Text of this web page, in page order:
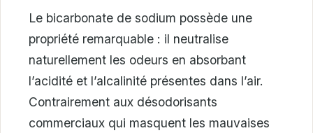
Le bicarbonate de sodium possède une
propriété remarquable : il neutralise
naturellement les odeurs en absorbant
l’acidité et l’alcalinité présentes dans l’air.
Contrairement aux désodorisants
commerciaux qui masquent les mauvaises